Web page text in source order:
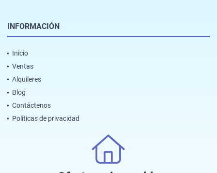
INFORMACIÓN
Inicio
Ventas
Alquileres
Blog
Contáctenos
Políticas de privacidad